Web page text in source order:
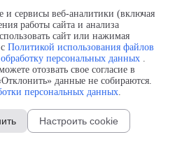
IL-
IL-
IL-
сервисы веб-аналитики (включая
работы сайта и анализа
сайт или нажимая
Политикой использования файлов
персональных данных .
отозвать свое согласие в
данные не собираются.
персональных данных.
Настроить cookie